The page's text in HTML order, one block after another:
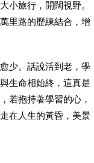
小旅行，開闊視野。
里路的歷練結合，增
少。話說活到老，學
生命相始終，這真是
若抱持著學習的心，
在人生的黃昏，美景